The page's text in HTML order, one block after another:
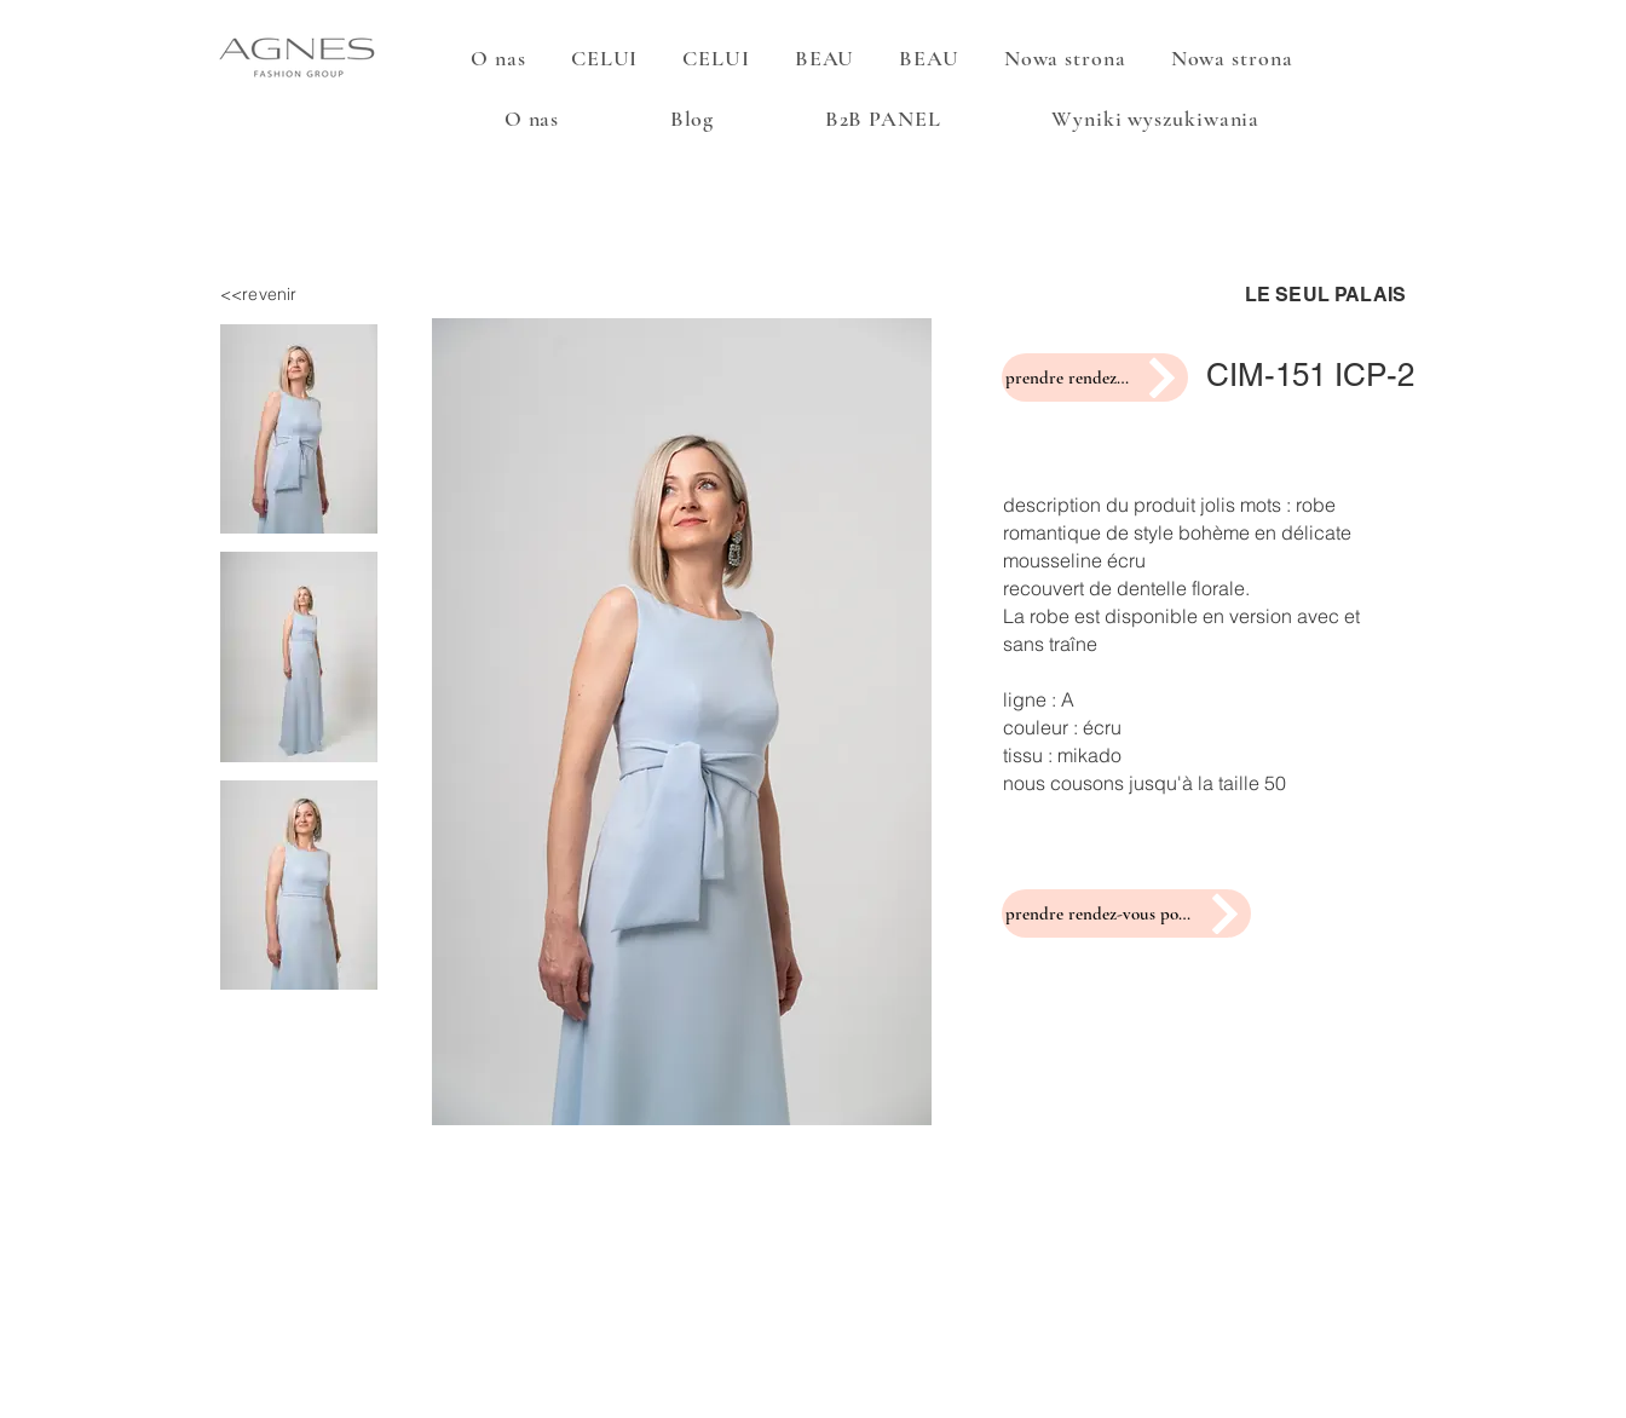
O nas CELUI CELUI BEAU BEAU Nowa strona Nowa strona
O nas Blog B2B PANEL Wyniki wyszukiwania
<<revenir LE SEUL PALAIS
prendre rendez-vous pour un essayage CIM-151 ICP-2
description du produit jolis mots : robe
romantique de style bohème en délicate
mousseline écru
recouvert de dentelle florale.
La robe est disponible en version avec et
sans traîne
ligne : A
couleur : écru
tissu : mikado
nous cousons jusqu'à la taille 50
prendre rendez-vous pour un essayage